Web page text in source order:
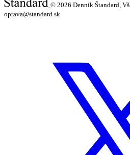
© 2026 Denník Štandard,
oprava@standard.sk